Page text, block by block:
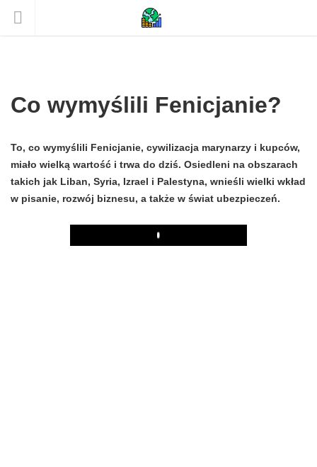
Co wymyślili Fenicjanie?
To, co wymyślili Fenicjanie, cywilizacja marynarzy i kupców,
miało wielką wartość i trwa do dziś. Osiedleni na obszarach
takich jak Liban, Syria, Izrael i Palestyna, wnieśli wielki wkład
w pisanie, rozwój biznesu, a także w świat ubezpieczeń.
Play